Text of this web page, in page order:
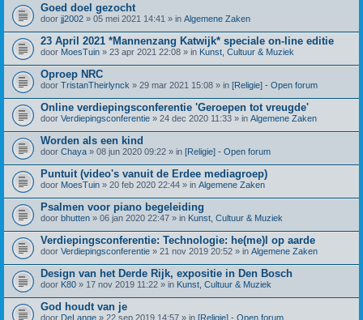
Goed doel gezocht
door jj2002 » 05 mei 2021 14:41 » in Algemene Zaken
23 April 2021 *Mannenzang Katwijk* speciale on-line editie
door MoesTuin » 23 apr 2021 22:08 » in Kunst, Cultuur & Muziek
Oproep NRC
door TristanTheirlynck » 29 mar 2021 15:08 » in [Religie] - Open forum
Online verdiepingsconferentie 'Geroepen tot vreugde'
door Verdiepingsconferentie » 24 dec 2020 11:33 » in Algemene Zaken
Worden als een kind
door Chaya » 08 jun 2020 09:22 » in [Religie] - Open forum
Puntuit (video's vanuit de Erdee mediagroep)
door MoesTuin » 20 feb 2020 22:44 » in Algemene Zaken
Psalmen voor piano begeleiding
door bhutten » 06 jan 2020 22:47 » in Kunst, Cultuur & Muziek
Verdiepingsconferentie: Technologie: he(me)l op aarde
door Verdiepingsconferentie » 21 nov 2019 20:52 » in Algemene Zaken
Design van het Derde Rijk, expositie in Den Bosch
door K80 » 17 nov 2019 11:22 » in Kunst, Cultuur & Muziek
God houdt van je
door DeLange » 22 sep 2019 14:57 » in [Religie] - Open forum